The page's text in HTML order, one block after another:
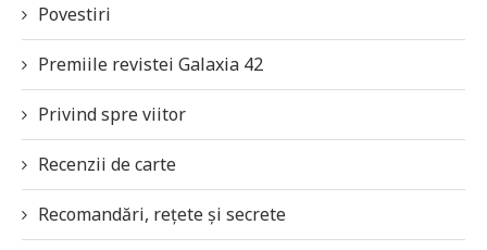
Povestiri
Premiile revistei Galaxia 42
Privind spre viitor
Recenzii de carte
Recomandări, rețete și secrete